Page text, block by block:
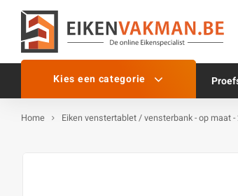
Kies een categorie
Home Eiken venstertablet / vensterbank - op maat